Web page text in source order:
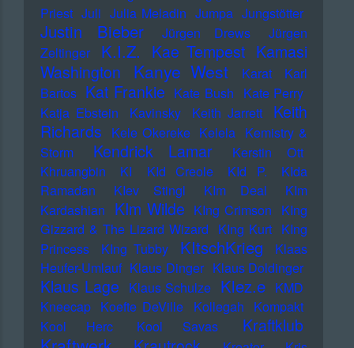
Priest Juli Julia Meladin Jumpa Jungstötter
Justin Bieber Jürgen Drews
Jürgen
Zeltinger
K.I.Z. Kae Tempest Kamasi
Washington
Kanye West Karat
Karl
Bartos Kat Frankie Kate Bush Kate Perry
Katja Ebstein
Kavinsky Keith Jarrett
Keith
Richards Kele Okereke Kelela Kemistry &
Storm
Kendrick Lamar
Kerstin Ott
Khruangbin
KI KId Creole KId P.
KIda
Ramadan
KIev Stingl KIm Deal
KIm
Kardashian KIm Wilde KIng Crimson KIng
Gizzard & The Lizard Wizard KIng Kurt KIng
Princess
KIng Tubby KItschKrieg
Klaas
Heufer-Umlauf Klaus Dinger Klaus Doldinger
Klaus Lage Klaus Schulze Klez.e KMD
Kneecap Koefte DeVille Kollegah Kompakt
Kool Herc
Kool Savas Kraftklub